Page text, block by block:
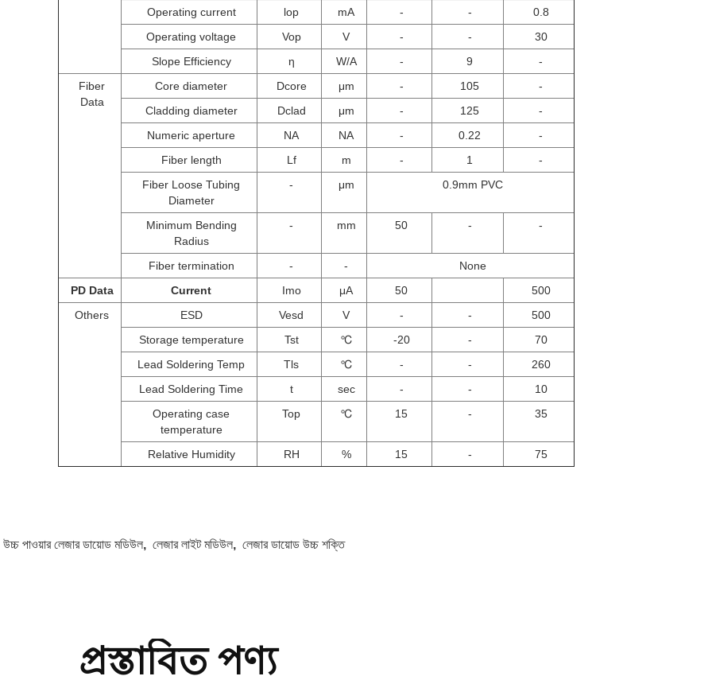
Operating current
lop mA - -
0.8
Operating voltage
Vop V - -
30
Slope Efficiency
η W/A - 9
-
Fiber
Data
Core diameter Dcore μm - 105
-
Cladding diameter
Dclad μm - 125
-
Numeric aperture
NA NA - 0.22
-
Fiber length
Lf m - 1
-
Fiber Loose Tubing
Diameter
- μm 0.9mm PVC
Minimum Bending
Radius
- mm 50 - -
Fiber termination - -
None
PD Data
Current Imo μA 50
500
Others
ESD Vesd V - -
500
Storage temperature
Tst ℃ -20 -
70
Lead Soldering Temp
Tls ℃ - -
260
Lead Soldering Time
t sec - -
10
Operating case
temperature
Top ℃ 15 - 35
Relative Humidity RH % 15 - 75
উচ্চ পাওয়ার লেজার ডায়োড মডিউল, লেজার লাইট মডিউল, লেজার ডায়োড উচ্চ শক্তি
প্রস্তাবিত পণ্য